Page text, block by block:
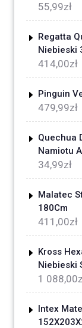
55,99zł
Regatta
Niebieski
414,00zł
Pinguin
479,99zł
Quechua
Namiotu
34,99zł
Malatec
180Cm
411,00zł
Kross
Niebieski
1 088,00
Intex